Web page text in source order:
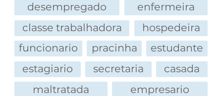
desempregado
enfermeira
classe trabalhadora
hospedeira
funcionario
pracinha
estudante
estagiario
secretaria
casada
maltratada
empresario